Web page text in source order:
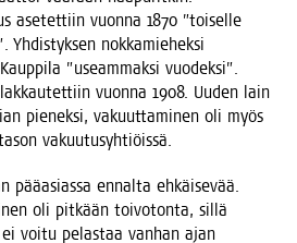
ase­tet­tiin vuon­na 1870 ”toi­sel­le
Yhdis­tyk­sen nok­ka­mie­hek­si
”useam­mak­si vuo­dek­si”.
vuon­na 1908. Uuden lain
pie­nek­si, vakuut­ta­mi­nen oli myös
vakuutusyhtiöissä.
pää­asias­sa ennal­ta ehkäi­se­vää.
oli pit­kään toi­vo­ton­ta, sil­lä
voi­tu pelas­taa van­han ajan